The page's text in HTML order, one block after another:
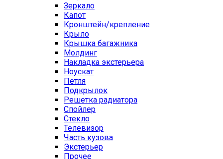
Зеркало
Капот
Кронштейн/крепление
Крыло
Крышка багажника
Молдинг
Накладка экстерьера
Ноускат
Петля
Подкрылок
Решетка радиатора
Спойлер
Стекло
Телевизор
Часть кузова
Экстерьер
Прочее